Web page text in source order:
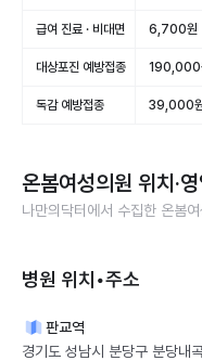
급여 진료 · 비대면 6,700원
대상포진 예방접종 190,000
독감 예방접종 39,000
온봄여성의원 위치·
나만의닥터에서 수집한 온봄
병원 위치•주소
판교역
경기도 성남시 분당구 분당내